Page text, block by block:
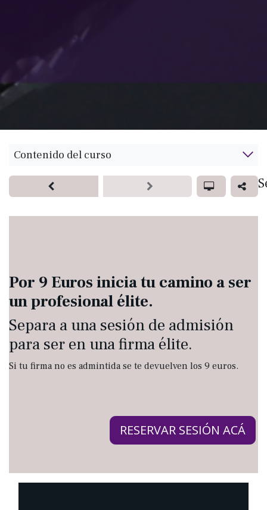
Contenido del curso
Por 9 Euros inicia tu camino a ser
un profesional élite.
Separa a una sesión de admisión
para ser en una firma élite.
Si tu firma no es admintida se te devuelven los 9 euros.
RESERVAR SESIÓN ACÁ